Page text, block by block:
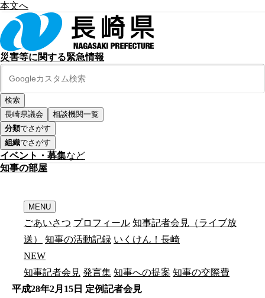
本文へ
災害等に関する緊急情報
長崎県議会
相談機関一覧
分類でさがす
組織でさがす
イベント・募集など
知事の部屋
MENU
ごあいさつ プロフィール 知事記者会見（ライブ放
送）
知事の活動記録 いくけん！長崎
NEW
知事記者会見 発言集 知事への提案 知事の交際費
平成28年2月15日 定例記者会見